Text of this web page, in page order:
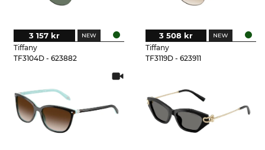
Tiffany
TF3104D - 623882
3 157 kr
Tiffany
TF3119D - 623911
3 508 kr